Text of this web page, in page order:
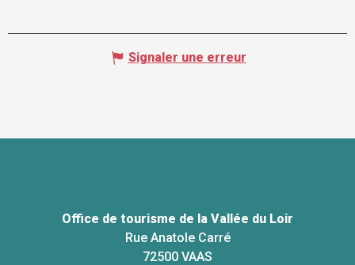
Signaler une erreur
Office de tourisme de la Vallée du Loir
Rue Anatole Carré
72500 VAAS